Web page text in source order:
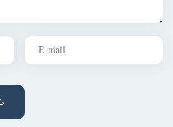
Ваш e-mail